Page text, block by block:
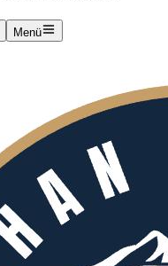
Menü